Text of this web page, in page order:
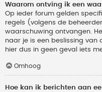
Waarom ontving ik een
Op ieder forum gelden
regels (volgens de
waarschuwing ontvangen.
naar je is een beslissing van
hier dus in geen geval iets
Omhoog
Hoe kan ik berichten aan